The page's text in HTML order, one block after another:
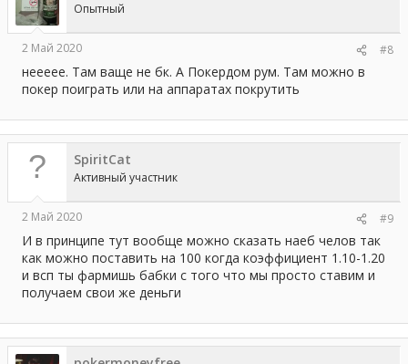
Опытный
2 Май 2020 #8
неееее. Там ваще не бк. А Покердом рум. Там можно в
покер поиграть или на аппаратах покрутить
SpiritCat
Активный участник
2 Май 2020 #9
И в принципе тут вообще можно сказать наеб челов так
как можно поставить на 100 когда коэффициент 1.10-1.20
и всп ты фармишь бабки с того что мы просто ставим и
получаем свои же деньги